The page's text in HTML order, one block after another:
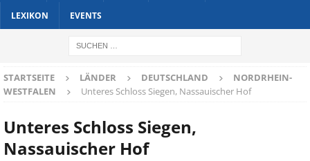
LEXIKON EVENTS
STARTSEITE LÄNDER DEUTSCHLAND
NORDRHEIN-
WESTFALEN
Unteres Schloss Siegen, Nassauischer Hof
Unteres Schloss Siegen,
Nassauischer Hof